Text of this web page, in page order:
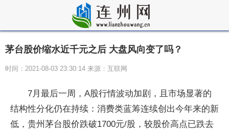
茅台股价缩水近千元之后 大盘风向变了吗？
时间：2021-08-03 23:30:14 来源：互联网
7月最后一周，A股行情波动加剧，且市场显著的
结构性分化仍在持续：消费类蓝筹连续创出今年来的新
低，贵州茅台股价跌破1700元/股，较股价高点已跌去